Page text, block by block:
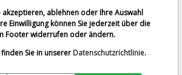
akzeptieren, ablehnen oder Ihre Auswahl
Einwilligung können Sie jederzeit über die
Footer widerrufen oder ändern.
Sie in unserer Datenschutzrichtlinie.